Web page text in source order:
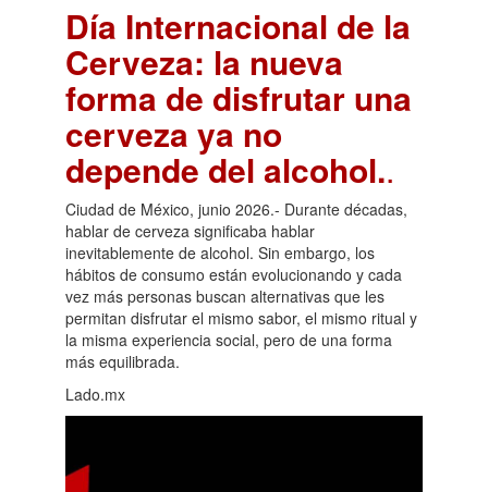
Día Internacional de la
Cerveza: la nueva
forma de disfrutar una
cerveza ya no
depende del alcohol..
Ciudad de México, junio 2026.- Durante décadas,
hablar de cerveza significaba hablar
inevitablemente de alcohol. Sin embargo, los
hábitos de consumo están evolucionando y cada
vez más personas buscan alternativas que les
permitan disfrutar el mismo sabor, el mismo ritual y
la misma experiencia social, pero de una forma
más equilibrada.
Lado.mx